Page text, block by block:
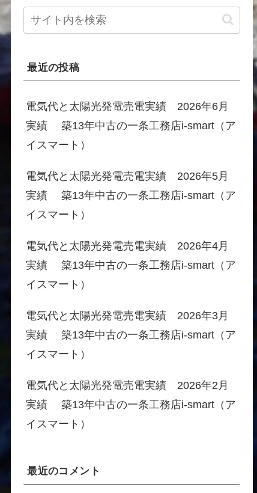
最近の投稿
電気代と太陽光発電売電実績 2026年6月
実績 築13年中古の一条工務店i-smart（ア
イスマート）
電気代と太陽光発電売電実績 2026年5月
実績 築13年中古の一条工務店i-smart（ア
イスマート）
電気代と太陽光発電売電実績 2026年4月
実績 築13年中古の一条工務店i-smart（ア
イスマート）
電気代と太陽光発電売電実績 2026年3月
実績 築13年中古の一条工務店i-smart（ア
イスマート）
電気代と太陽光発電売電実績 2026年2月
実績 築13年中古の一条工務店i-smart（ア
イスマート）
最近のコメント